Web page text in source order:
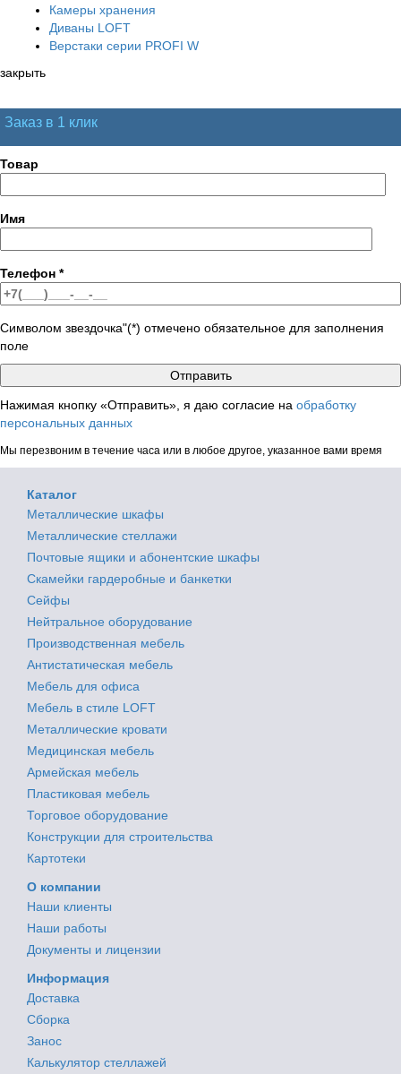
Камеры хранения
Диваны LOFT
Верстаки серии PROFI W
закрыть
Заказ в 1 клик
Товар
Имя
Телефон *
Символом звездочка"(*) отмечено обязательное для заполнения
поле
Нажимая кнопку «Отправить», я даю согласие на обработку
персональных данных
Мы перезвоним в течение часа или в любое другое, указанное вами время
Каталог
Металлические шкафы
Металлические стеллажи
Почтовые ящики и абонентские шкафы
Скамейки гардеробные и банкетки
Сейфы
Нейтральное оборудование
Производственная мебель
Антистатическая мебель
Мебель для офиса
Мебель в стиле LOFT
Металлические кровати
Медицинская мебель
Армейская мебель
Пластиковая мебель
Торговое оборудование
Конструкции для строительства
Картотеки
О компании
Наши клиенты
Наши работы
Документы и лицензии
Информация
Доставка
Сборка
Занос
Калькулятор стеллажей